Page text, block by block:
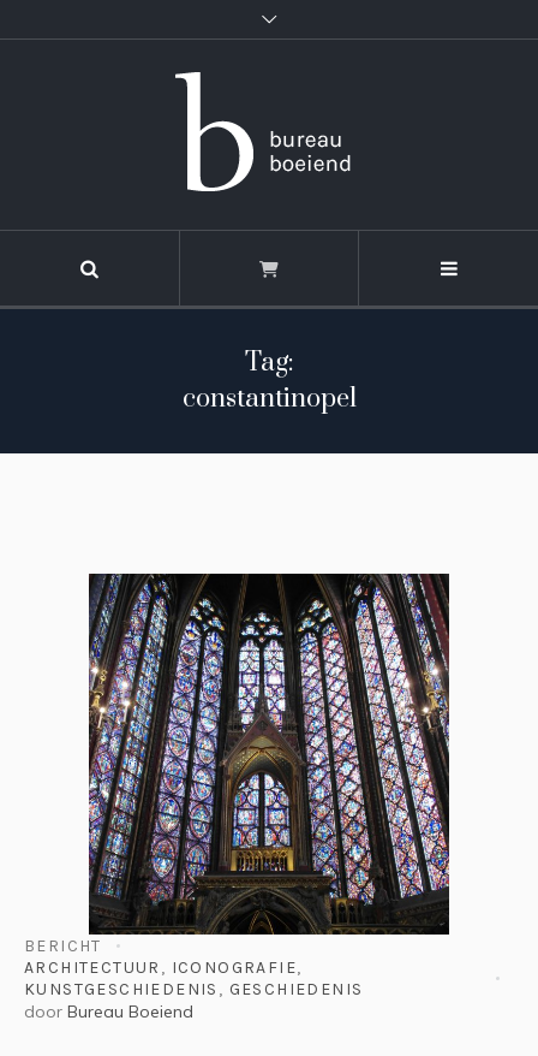
Tag:
constantinopel
BERICHT
ARCHITECTUUR , ICONOGRAFIE,
KUNSTGESCHIEDENIS , GESCHIEDENIS
door Bureau Boeiend